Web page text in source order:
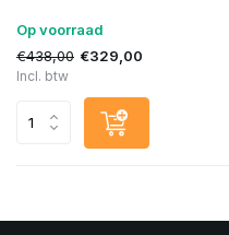
Op voorraad
€438,00 €329,00
Incl. btw